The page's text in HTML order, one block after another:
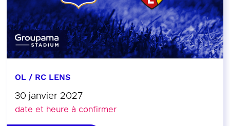
OL / RC LENS
30 janvier 2027
date et heure à confirmer